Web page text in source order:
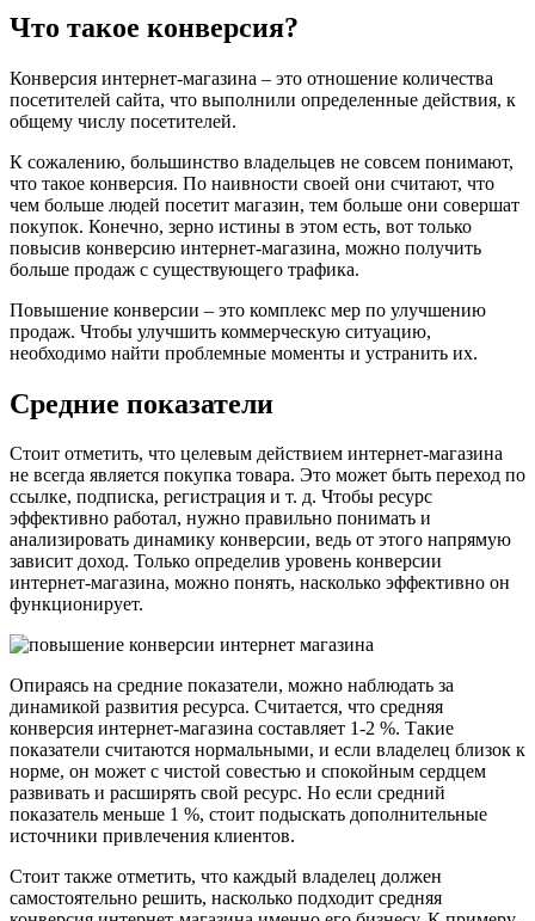
Что такое конверсия?
Конверсия интернет-магазина – это отношение количества
посетителей сайта, что выполнили определенные действия, к
общему числу посетителей.
К сожалению, большинство владельцев не совсем понимают,
что такое конверсия. По наивности своей они считают, что
чем больше людей посетит магазин, тем больше они совершат
покупок. Конечно, зерно истины в этом есть, вот только
повысив конверсию интернет-магазина, можно получить
больше продаж с существующего трафика.
Повышение конверсии – это комплекс мер по улучшению
продаж. Чтобы улучшить коммерческую ситуацию,
необходимо найти проблемные моменты и устранить их.
Средние показатели
Стоит отметить, что целевым действием интернет-магазина
не всегда является покупка товара. Это может быть переход по
ссылке, подписка, регистрация и т. д. Чтобы ресурс
эффективно работал, нужно правильно понимать и
анализировать динамику конверсии, ведь от этого напрямую
зависит доход. Только определив уровень конверсии
интернет-магазина, можно понять, насколько эффективно он
функционирует.
Опираясь на средние показатели, можно наблюдать за
динамикой развития ресурса. Считается, что средняя
конверсия интернет-магазина составляет 1-2 %. Такие
показатели считаются нормальными, и если владелец близок к
норме, он может с чистой совестью и спокойным сердцем
развивать и расширять свой ресурс. Но если средний
показатель меньше 1 %, стоит подыскать дополнительные
источники привлечения клиентов.
Стоит также отметить, что каждый владелец должен
самостоятельно решить, насколько подходит средняя